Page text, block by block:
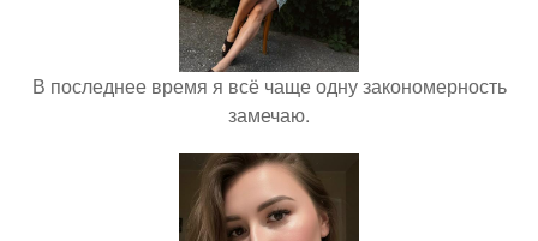
В последнее время я всё чаще одну закономерность
замечаю.